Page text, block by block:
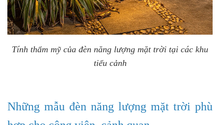
Tính thẩm mỹ của đèn năng lượng mặt trời tại các khu
tiểu cảnh
Những mẫu đèn năng lượng mặt trời phù